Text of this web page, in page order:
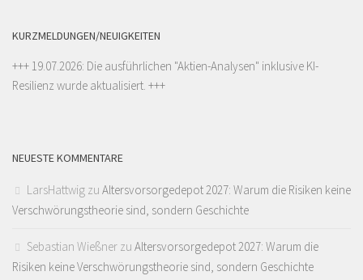
KURZMELDUNGEN/NEUIGKEITEN
+++ 19.07.2026: Die ausführlichen "Aktien-Analysen" inklusive KI-
Resilienz wurde aktualisiert. +++
NEUESTE KOMMENTARE
LarsHattwig zu Altersvorsorgedepot 2027: Warum die Risiken keine
Verschwörungstheorie sind, sondern Geschichte
Sebastian Wießner zu Altersvorsorgedepot 2027: Warum die
Risiken keine Verschwörungstheorie sind, sondern Geschichte